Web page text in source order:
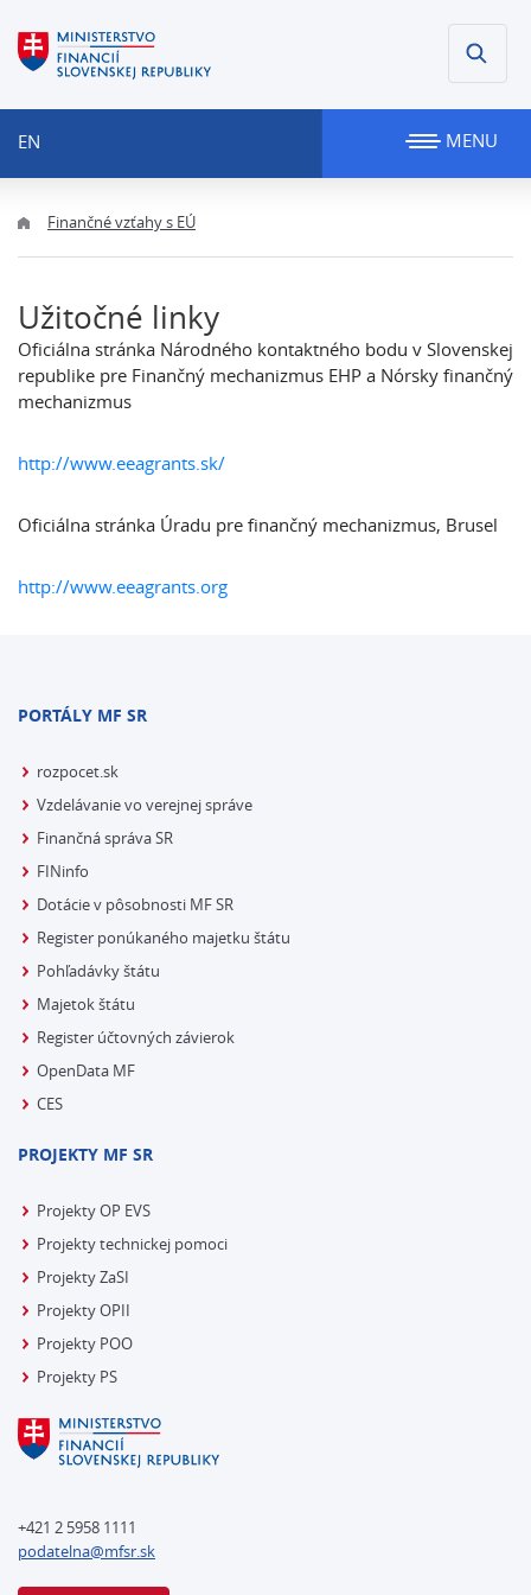
EN MENU
Finančné vzťahy s EÚ
Užitočné linky
Oficiálna stránka Národného kontaktného bodu v Slovenskej
republike pre Finančný mechanizmus EHP a Nórsky finančný
mechanizmus
http://www.eeagrants.sk/
Oficiálna stránka Úradu pre finančný mechanizmus, Brusel
http://www.eeagrants.org
PORTÁLY MF SR
rozpocet.sk
Vzdelávanie vo verejnej správe
Finančná správa SR
FINinfo
Dotácie v pôsobnosti MF SR
Register ponúkaného majetku štátu
Pohľadávky štátu
Majetok štátu
Register účtovných závierok
OpenData MF
CES
PROJEKTY MF SR
Projekty OP EVS
Projekty technickej pomoci
Projekty ZaSI
Projekty OPII
Projekty POO
Projekty PS
+421 2 5958 1111
podatelna@mfsr.sk